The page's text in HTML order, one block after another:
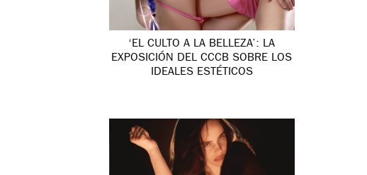
‘EL CULTO A LA BELLEZA’: LA
EXPOSICIÓN DEL CCCB SOBRE LOS
IDEALES ESTÉTICOS